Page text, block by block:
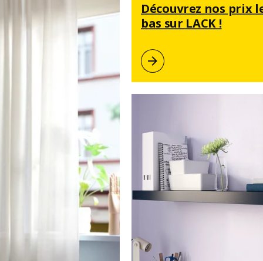
Découvrez nos prix
bas sur LACK !